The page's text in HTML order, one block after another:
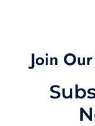
Join